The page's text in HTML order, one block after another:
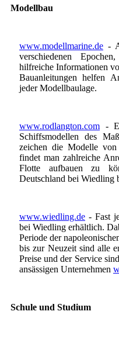
Modellbau
www.modellmarine.de -
verschiedenen
hilfreiche Informationen
Bauanleitungen helfen
jeder Modellbaulage.
www.rodlangton.com -
Schiffsmodellen des
zeichen die Modelle
findet man zahlreiche
Flotte aufbauen zu
Deutschland bei Wiedling
www.wiedling.de - Fast
bei Wiedling erhältlich.
Periode der
bis zur Neuzeit sind alle
Preise und der Service
ansässigen Unternehmen
Schule und Studium